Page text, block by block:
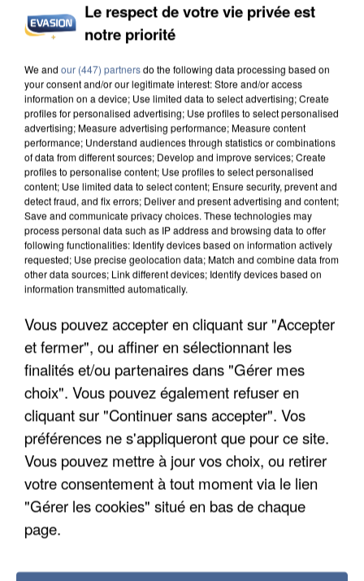
INCENDIES : L’ÎLE-DE-FRANCE LANCE UN ÉLAN
DE SOLIDARITÉ AVEC LES...
APRÈS TOUTES CES CANICULES, LES REFUGES
DE FAUNE SAUVAGE SONT...
Le respect de votre vie privée est
notre priorité
We and our (447) partnersdo the following data processing based on
your consent and/or our legitimate interest: Store and/or access
information on a device; Use limited data to select advertising; Create
profiles for personalised advertising; Use profiles to select personalised
advertising; Measure advertising performance; Measure content
performance; Understand audiences through statistics or combinations
of data from different sources; Develop and improve services; Create
profiles to personalise content; Use profiles to select personalised
content; Use limited data to select content; Ensure security, prevent and
detect fraud, and fix errors; Deliver and present advertising and content;
Save and communicate privacy choices. These technologies may
process personal data such as IP address and browsing data to offer
following functionalities: Identify devices based on information actively
requested; Use precise geolocation data; Match and combine data from
other data sources; Link different devices; Identify devices based on
information transmitted automatically.
Vous pouvez accepter en cliquant sur "Accepter
et fermer", ou affiner en sélectionnant les
finalités et/ou partenaires dans "Gérer mes
choix". Vous pouvez également refuser en
cliquant sur "Continuer sans accepter". Vos
préférences ne s'appliqueront que pour ce site.
Vous pouvez mettre à jour vos choix, ou retirer
votre consentement à tout moment via le lien
"Gérer les cookies" situé en bas de chaque
page.